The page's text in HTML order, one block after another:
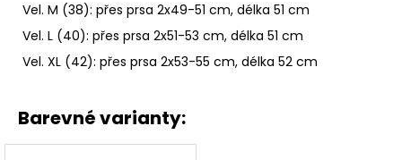
Vel. M (38): přes prsa 2x49-51 cm, délka 51 cm
Vel. L (40): přes prsa 2x51-53 cm, délka 51 cm
Vel. XL (42): přes prsa 2x53-55 cm, délka 52 cm
Barevné varianty: